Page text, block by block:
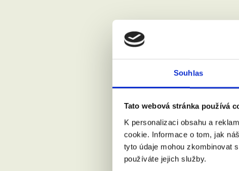
Souhlas
Tato webová stránka používá
K personalizaci obsahu a
cookie. Informace o tom, jak
tyto údaje mohou zkombinovat
používáte jejich služby.
Jméno a
Váš email:
Kde žijete?